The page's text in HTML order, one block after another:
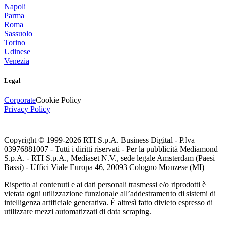
Napoli
Parma
Roma
Sassuolo
Torino
Udinese
Venezia
Legal
CorporateCookie Policy
Privacy Policy
Copyright © 1999-2026 RTI S.p.A. Business Digital - P.Iva
03976881007 - Tutti i diritti riservati - Per la pubblicità Mediamond
S.p.A. - RTI S.p.A., Mediaset N.V., sede legale Amsterdam (Paesi
Bassi) - Uffici Viale Europa 46, 20093 Cologno Monzese (MI)
Rispetto ai contenuti e ai dati personali trasmessi e/o riprodotti è
vietata ogni utilizzazione funzionale all’addestramento di sistemi di
intelligenza artificiale generativa. È altresì fatto divieto espresso di
utilizzare mezzi automatizzati di data scraping.